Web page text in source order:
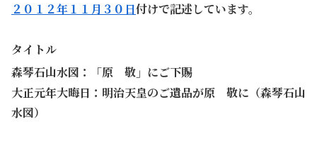
２０１２年１１月３０日付けで記述しています。
タイトル
森琴石山水図：「原 敬」にご下賜
大正元年大晦日：明治天皇のご遺品が原 敬に（森琴石山
水図）